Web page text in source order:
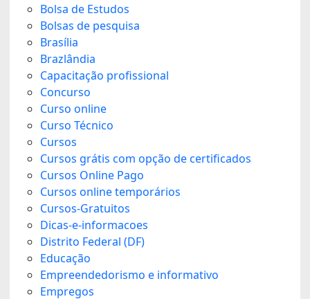
Bolsa de Estudos
Bolsas de pesquisa
Brasília
Brazlândia
Capacitação profissional
Concurso
Curso online
Curso Técnico
Cursos
Cursos grátis com opção de certificados
Cursos Online Pago
Cursos online temporários
Cursos-Gratuitos
Dicas-e-informacoes
Distrito Federal (DF)
Educação
Empreendedorismo e informativo
Empregos